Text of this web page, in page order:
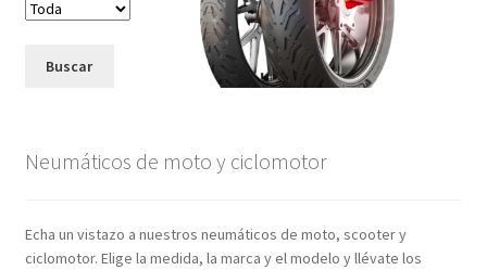
Buscar
Neumáticos de moto y ciclomotor
Echa un vistazo a nuestros neumáticos de moto, scooter y
ciclomotor. Elige la medida, la marca y el modelo y llévate los